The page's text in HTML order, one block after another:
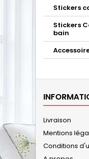
Stickers
Stickers
bain
Livraison
Mentions
Conditions